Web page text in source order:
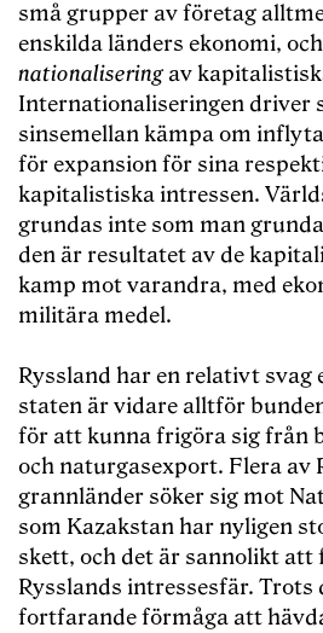
små grupper av företag
enskilda länders ekonomi,
nationalisering av
Internationaliseringen driver
sinsemellan kämpa om
för expansion för sina
kapitalistiska intressen.
grundas inte som man
den är resultatet av de
kamp mot varandra, med
militära medel.
Ryssland har en relativt svag
staten är vidare alltför
för att kunna frigöra sig från
och naturgasexport. Flera av
grannländer söker sig mot
som Kazakstan har nyligen
skett, och det är sannolikt att
Rysslands intressesfär. Trots
fortfarande förmåga att